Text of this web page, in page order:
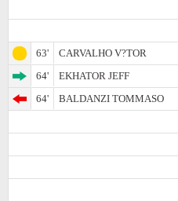
63'
CARVALHO V?­TOR
64'
EKHATOR JEFF
64'
BALDANZI TOMMASO